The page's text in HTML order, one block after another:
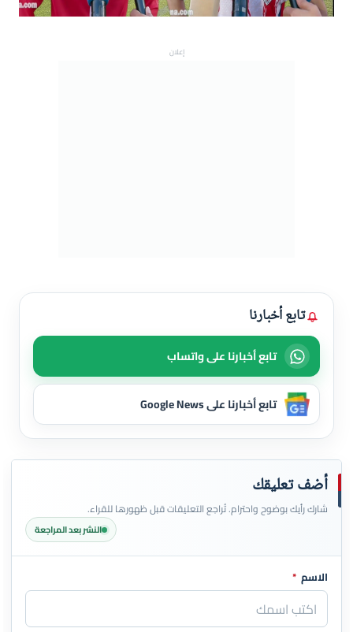
إعلان
تابع أخبارنا
تابع أخبارنا على واتساب
تابع أخبارنا على Google News
أضف تعليقك
شارك رأيك بوضوح واحترام. تُراجع التعليقات قبل ظهورها للقراء.
النشر بعد المراجعة
اترك هذا الحقل فارغاً
الاسم *